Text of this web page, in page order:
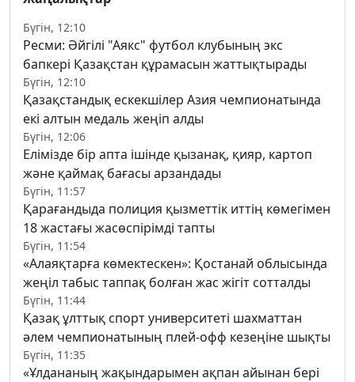
Бүгін, 12:10
Ресми: Әйгілі "Аякс" футбол клубының экс
бапкері Қазақстан құрамасын жаттықтырады
Бүгін, 12:10
Қазақстандық ескекшілер Азия чемпионатында
екі алтын медаль жеңіп алды
Бүгін, 12:06
Елімізде бір апта ішінде қызанақ, қияр, картоп
және қаймақ бағасы арзандады
Бүгін, 11:57
Қарағандыда полиция қызметтік иттің көмегімен
18 жастағы жасөспірімді тапты
Бүгін, 11:54
«Алаяқтарға көмектескен»: Қостанай облысында
жеңіл табыс таппақ болған жас жігіт сотталды
Бүгін, 11:44
Қазақ ұлттық спорт университеті шахматтан
әлем чемпионатының плей-офф кезеңіне шықты
Бүгін, 11:35
«Ұлдананың жақындарымен ақпан айынан бері